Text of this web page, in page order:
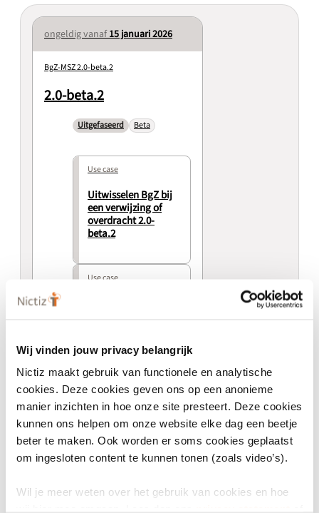
Wij vinden jouw privacy belangrijk
Nictiz maakt gebruik van functionele en analytische
cookies. Deze cookies geven ons op een anonieme
manier inzichten in hoe onze site presteert. Deze cookies
kunnen ons helpen om onze website elke dag een beetje
beter te maken. Ook worden er soms cookies geplaatst
om ingesloten content te kunnen tonen (zoals video’s).
Wil je meer weten over het gebruik van cookies en hoe
ongeldig vanaf 15 januari 2026
BgZ-MSZ 2.0-beta.2
2.0-beta.2
Uitgefaseerd Beta
Use case
Uitwisselen BgZ bij
een verwijzing of
overdracht 2.0-
beta.2
Use case
Algemeen